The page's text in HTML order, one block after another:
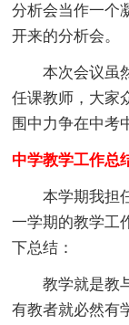
分析会当作一个
开来的分析会。
本次会议虽然
任课教师，大家
围中力争在中考
中学教学工作总
本学期我担任
一学期的教学工
下总结：
教学就是教与
有教者就必然有